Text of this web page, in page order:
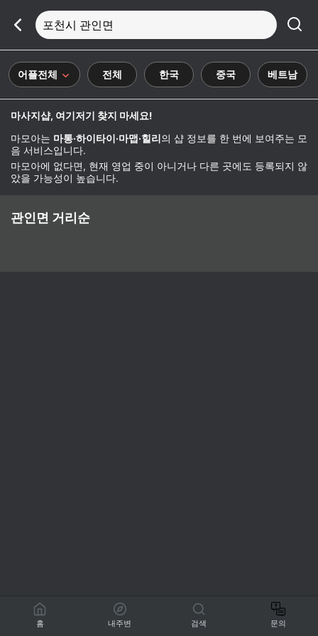
포천시 관인면
어플전체 전체 한국 중국 베트남
마사지샵, 여기저기 찾지 마세요!
마모아는 마통·하이타이·마맵·힐리 의 샵 정보를 한 번에 보여주는 모
음 서비스입니다.
마모아에 없다면, 현재 영업 중이 아니거나 다른 곳에도 등록되지 않
았을 가능성이 높습니다.
관인면 거리순
홈 내주변 검색 문의